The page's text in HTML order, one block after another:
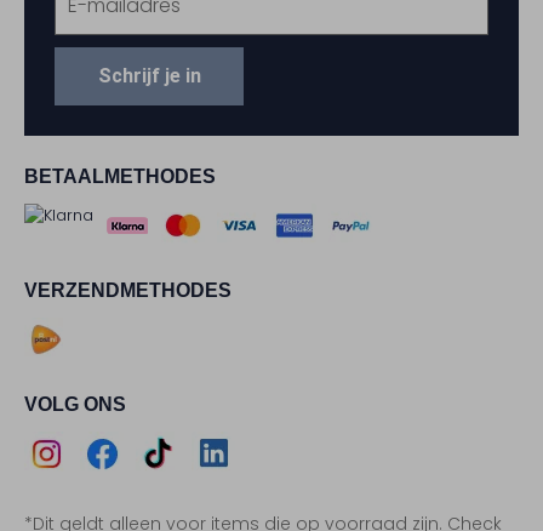
BETAALMETHODES
VERZENDMETHODES
VOLG ONS
*Dit geldt alleen voor items die op voorraad zijn. Check
Schrijf je in